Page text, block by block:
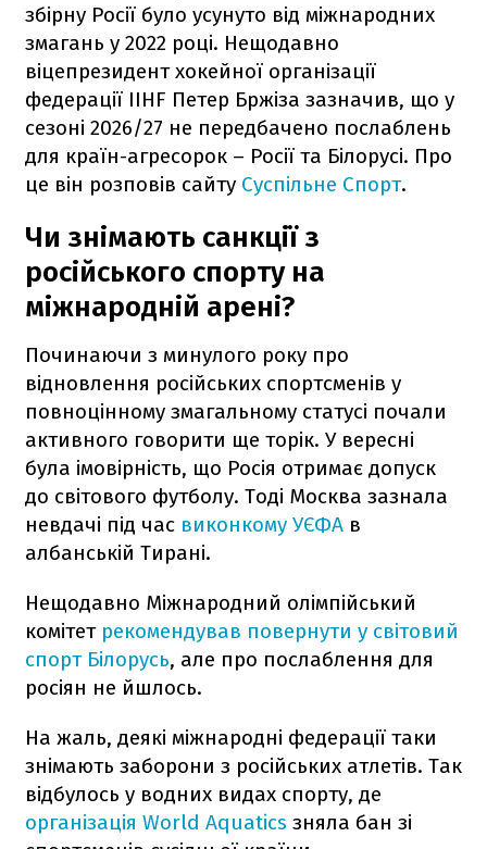
збірну Росії було усунуто від міжнародних
змагань у 2022 році. Нещодавно
віцепрезидент хокейної організації
федерації IIHF Петер Бржіза зазначив, що у
сезоні 2026/27 не передбачено послаблень
для країн-агресорок – Росії та Білорусі. Про
це він розповів сайту Суспільне Спорт.
Чи знімають санкції з
російського спорту на
міжнародній арені?
Починаючи з минулого року про
відновлення російських спортсменів у
повноцінному змагальному статусі почали
активного говорити ще торік. У вересні
була імовірність, що Росія отримає допуск
до світового футболу. Тоді Москва зазнала
невдачі під час виконкому УЄФА в
албанській Тирані.
Нещодавно Міжнародний олімпійський
комітет рекомендував повернути у світовий
спорт Білорусь, але про послаблення для
росіян не йшлось.
На жаль, деякі міжнародні федерації таки
знімають заборони з російських атлетів. Так
відбулось у водних видах спорту, де
організація World Aquatics зняла бан зі